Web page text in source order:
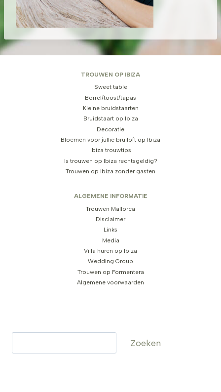
TROUWEN OP IBIZA
Sweet table
Borrel/toost/tapas
Kleine bruidstaarten
Bruidstaart op Ibiza
Decoratie
Bloemen voor jullie bruiloft op Ibiza
Ibiza trouwtips
Is trouwen op Ibiza rechtsgeldig?
Trouwen op Ibiza zonder gasten
ALGEMENE INFORMATIE
Trouwen Mallorca
Disclaimer
Links
Media
Villa huren op Ibiza
Wedding Group
Trouwen op Formentera
Algemene voorwaarden
Zoeken